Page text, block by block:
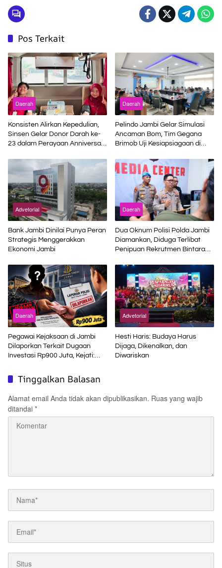
Pos Terkait
Daerah
Konsisten Alirkan Kepedulian,
Sinsen Gelar Donor Darah ke-
23 dalam Perayaan Anniversary
Daerah
Pelindo Jambi Gelar Simulasi
Ancaman Bom, Tim Gegana
Brimob Uji Kesiapsiagaan di
Advetorial
Bank Jambi Dinilai Punya Peran
Strategis Menggerakkan
Ekonomi Jambi
Daerah
Dua Oknum Polisi Polda Jambi
Diamankan, Diduga Terlibat
Penipuan Rekrutmen Bintara
Daerah
Pegawai Kejaksaan di Jambi
Dilaporkan Terkait Dugaan
Investasi Rp900 Juta, Kejati:
Advetorial
Hesti Haris: Budaya Harus
Dijaga, Dikenalkan, dan
Diwariskan
Tinggalkan Balasan
Alamat email Anda tidak akan dipublikasikan. Ruas yang wajib
ditandai *